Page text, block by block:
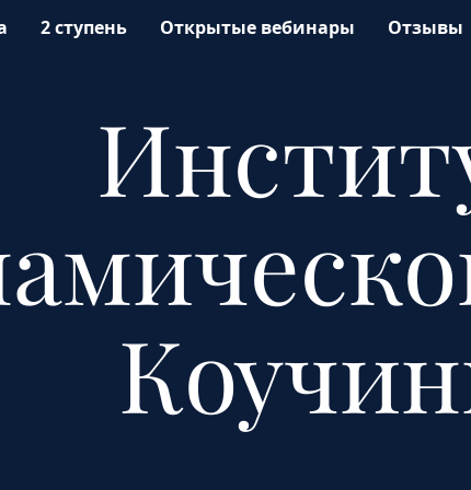
2 ступень Открытые вебинары Отзывы